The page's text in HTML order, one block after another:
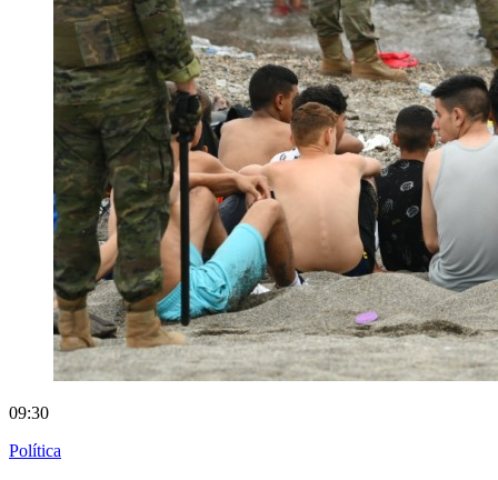
09:30
Política